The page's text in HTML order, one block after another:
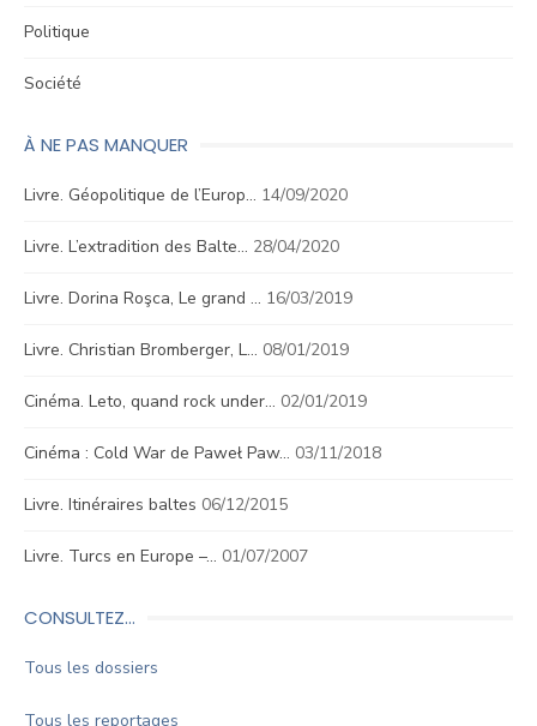
Politique
Société
À NE PAS MANQUER
Livre. Géopolitique de l’Europ… 14/09/2020
Livre. L’extradition des Balte… 28/04/2020
Livre. Dorina Roşca, Le grand … 16/03/2019
Livre. Christian Bromberger, L… 08/01/2019
Cinéma. Leto, quand rock under… 02/01/2019
Cinéma : Cold War de Paweł Paw… 03/11/2018
Livre. Itinéraires baltes 06/12/2015
Livre. Turcs en Europe –… 01/07/2007
CONSULTEZ…
Tous les dossiers
Tous les reportages